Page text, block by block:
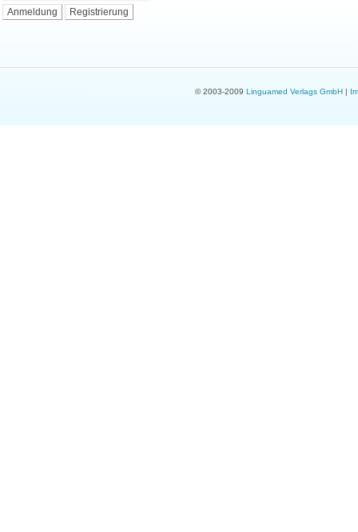
Anmeldung Registrierung
© 2003-2009 Linguamed Verlags GmbH|